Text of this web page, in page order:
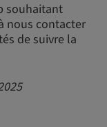
souhaitant
nous contacter
de suivre la